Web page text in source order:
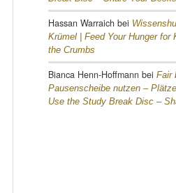
Hassan Warraich bei
Krümel | Feed Your Hunger
the Crumbs
Bianca Henn-Hoffmann bei Fair
Pausenscheibe nutzen –
Use the Study Break Disc –